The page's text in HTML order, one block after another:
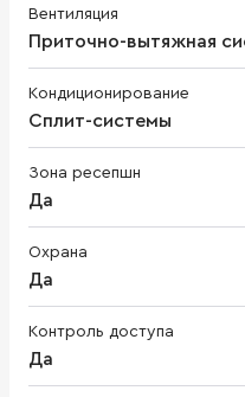
Вентиляция
Приточно-вытяжная
Кондиционирование
Сплит-системы
Зона ресепшн
Да
Охрана
Да
Контроль доступа
Да